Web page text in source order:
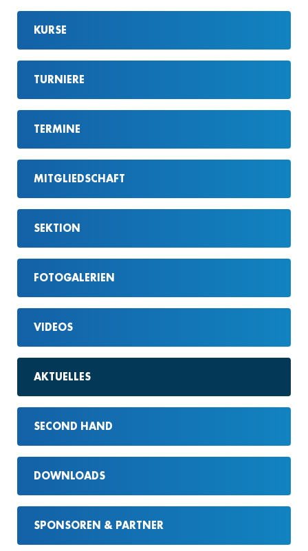
KURSE
TURNIERE
TERMINE
MITGLIEDSCHAFT
SEKTION
FOTOGALERIEN
VIDEOS
AKTUELLES
SECOND HAND
DOWNLOADS
SPONSOREN & PARTNER